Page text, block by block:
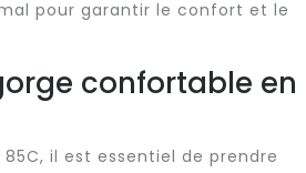
pour garantir le confort et le
confortable en
il est essentiel de prendre